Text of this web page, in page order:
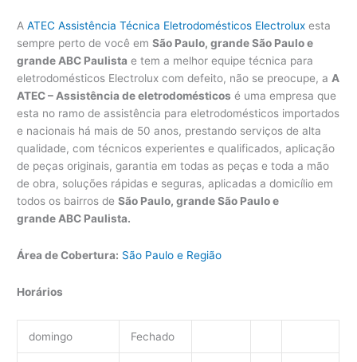
AATEC Assistência Técnica Eletrodomésticos Electrolux esta
sempre perto de você emSão Paulo, grande São Paulo e
grande ABC Paulista e tem a melhor equipe técnica para
eletrodomésticos Electrolux com defeito, não se preocupe, aA
ATEC – Assistência de eletrodomésticos é uma empresa que
esta no ramo de assistência para eletrodomésticos importados
e nacionais há mais de 50 anos, prestando serviços de alta
qualidade, com técnicos experientes e qualificados, aplicação
de peças originais, garantia em todas as peças e toda a mão
de obra, soluções rápidas e seguras, aplicadas a domicílio em
todos os bairros deSão Paulo, grande São Paulo e
grande ABC Paulista.
Área de Cobertura: São Paulo e Região
Horários
domingo Fechado